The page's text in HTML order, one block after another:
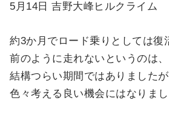
5月14日 吉野大峰ヒルクライム
約3か月でロード乗りとしては復
前のように走れないというのは、
結構つらい期間ではありましたが
色々考える良い機会にはなりまし